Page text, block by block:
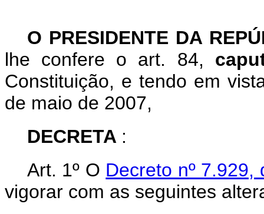
O PRESIDENTE DA
lhe confere o art. 84,
Constituição, e tendo em
de maio de 2007,
DECRETA :
Art. 1º O Decreto nº
vigorar com as seguintes